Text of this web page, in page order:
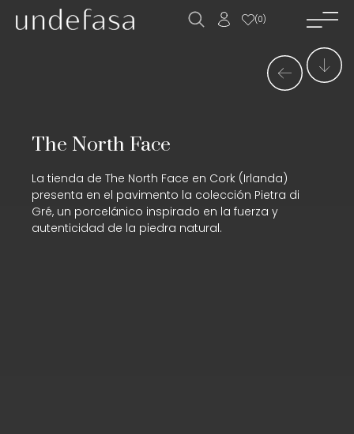
(0)
productos_
descargas_
proyectos_
The North Face
La tienda de The North Face en Cork (Irlanda)
presenta en el pavimento la colección Pietra di
Gré, un porcelánico inspirado en la fuerza y
autenticidad de la piedra natural.